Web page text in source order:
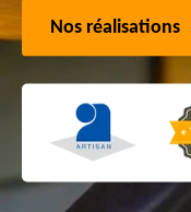
Nos réalisations